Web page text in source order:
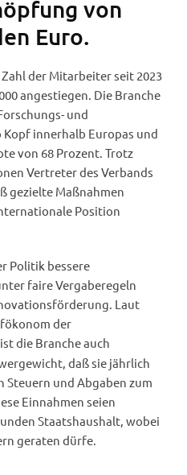
von
Euro.
der Mitarbeiter seit 2023
angestiegen. Die Branche
und
innerhalb Europas und
von 68 Prozent. Trotz
Vertreter des Verbands
gezielte Maßnahmen
Position
Politik bessere
faire Vergaberegeln
Laut
der
die Branche auch
daß sie jährlich
Steuern und Abgaben zum
Einnahmen seien
Staatshaushalt, wobei
geraten dürfe.